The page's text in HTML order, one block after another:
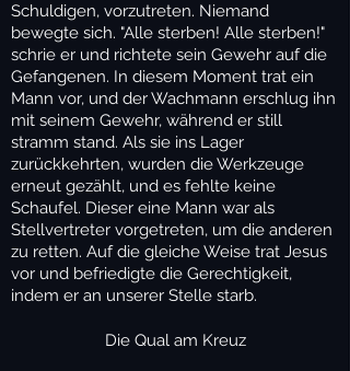
Schuldigen, vorzutreten. Niemand
bewegte sich. "Alle sterben! Alle sterben!"
schrie er und richtete sein Gewehr auf die
Gefangenen. In diesem Moment trat ein
Mann vor, und der Wachmann erschlug ihn
mit seinem Gewehr, während er still
stramm stand. Als sie ins Lager
zurückkehrten, wurden die Werkzeuge
erneut gezählt, und es fehlte keine
Schaufel. Dieser eine Mann war als
Stellvertreter vorgetreten, um die anderen
zu retten. Auf die gleiche Weise trat Jesus
vor und befriedigte die Gerechtigkeit,
indem er an unserer Stelle starb.
Die Qual am Kreuz